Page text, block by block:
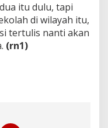
itu dulu, tapi
di wilayah itu,
tertulis nanti akan
(rn1)